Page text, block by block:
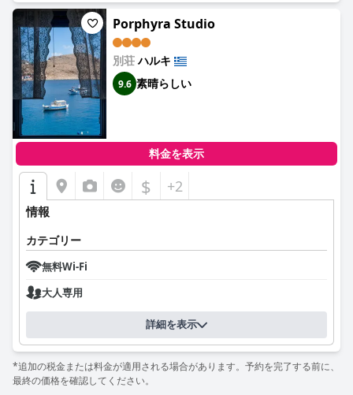
Porphyra Studio
別荘ハルキ
9.6 素晴らしい
料金を表示
$ +2
情報
カテゴリー
無料Wi-Fi
大人専用
詳細を表示
*追加の税金または料金が適用される場合があります。予約を完了する前に、
最終の価格を確認してください。